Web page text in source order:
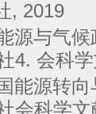
, 2019
源与气
4. 会科
能源转
会科学